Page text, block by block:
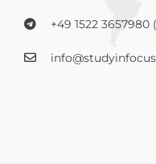
+49 1522 3657980